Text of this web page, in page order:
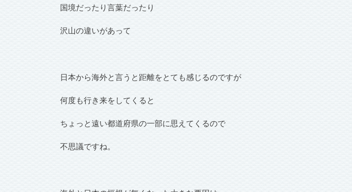
国境だったり言葉だったり
沢山の違いがあって
日本から海外と言うと距離をとても感じるのですが
何度も行き来をしてくると
ちょっと遠い都道府県の一部に思えてくるので
不思議ですね。